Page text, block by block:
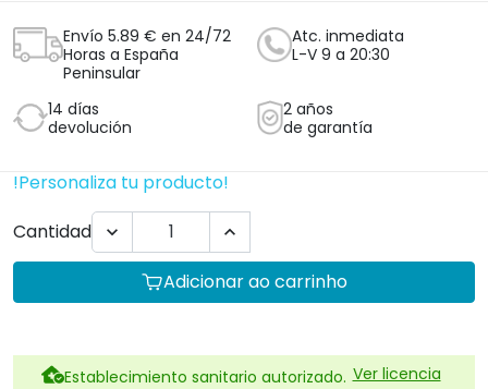
Envío 5.89 € en 24/72
Horas a España
Peninsular
Atc. inmediata
L-V 9 a 20:30
14 días
devolución
2 años
de garantía
!Personaliza tu producto!
Cantidad
 
Adicionar ao carrinho
Establecimiento sanitario autorizado. Ver licencia